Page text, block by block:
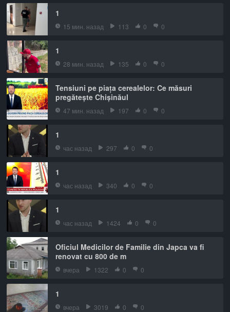
1
15 мин. назад 113 0 0
1
28 мин. назад 135 0 0
Tensiuni pe piața cerealelor: Ce măsuri
pregătește Chișinăul
47 мин. назад 197 0 0
1
час назад 297 0 0
1
час назад 340 0 0
1
час назад 1424 0 0
Oficiul Medicilor de Familie din Japca va fi
renovat cu 800 de m
вчера 1322 0 0
1
вчера 3019 0 0